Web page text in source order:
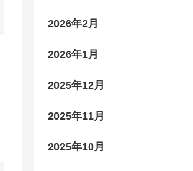
2026年2月
2026年1月
2025年12月
2025年11月
2025年10月